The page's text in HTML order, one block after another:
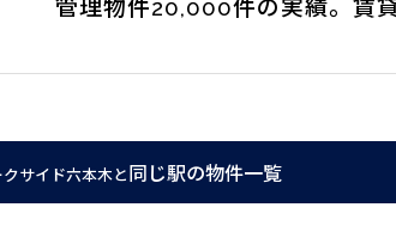
管理物件20,000件の実績。 賃
サイド六本木と同じ駅の物件一覧